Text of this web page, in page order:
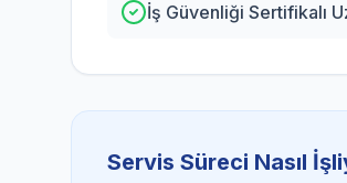
İş Güvenliği Sertifikalı
Servis Süreci Nasıl